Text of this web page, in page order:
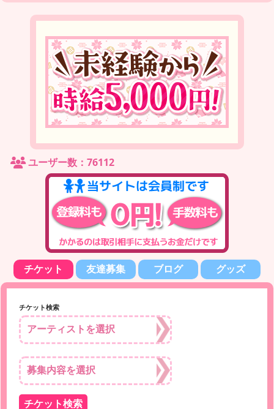
ユーザー数：76112
チケット 友達募集 ブログ グッズ
チケット検索